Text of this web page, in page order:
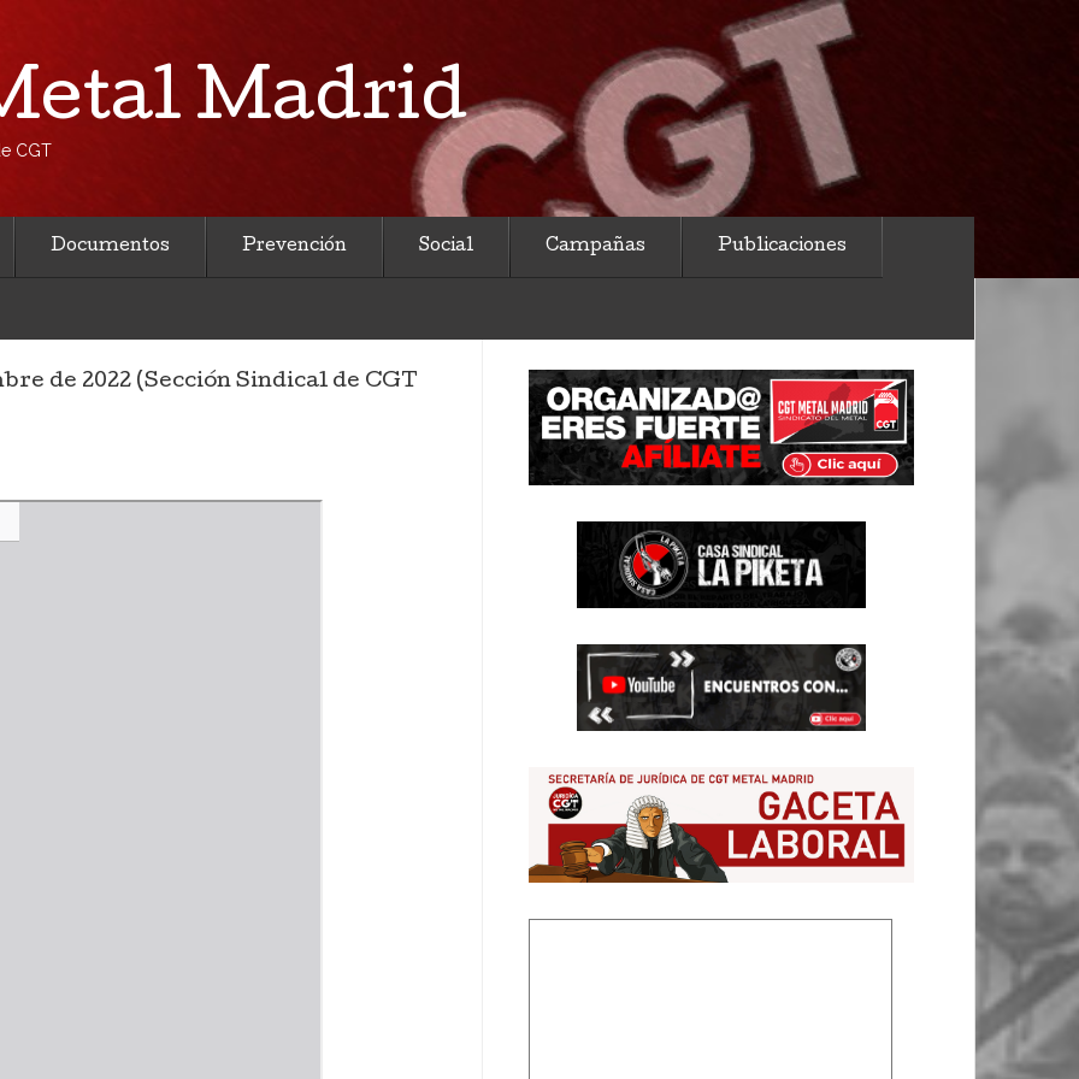
Madrid
CGT
Documentos Prevención Social Campañas Publicaciones
de 2022 (Sección Sindical de CGT